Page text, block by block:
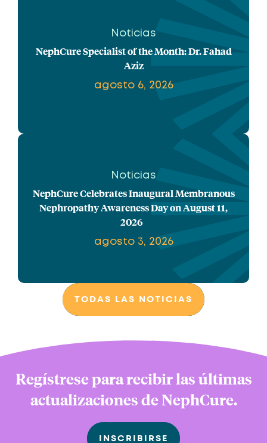
Noticias
NephCure Specialist of the Month: Dr. Fahad
Aziz
agosto 6, 2026
Noticias
NephCure Celebrates Inaugural Membranous
Nephropathy Awareness Day on August 11,
2026
agosto 3, 2026
TODAS LAS NOTICIAS
Regístrese para recibir las últimas
actualizaciones de NephCure.
INSCRIBIRSE